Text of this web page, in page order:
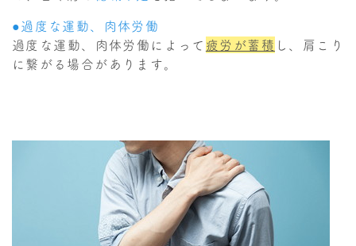
●過度な運動、肉体労働
過度な運動、肉体労働によって 疲労が蓄積 し、肩こり
に繋がる場合があります。